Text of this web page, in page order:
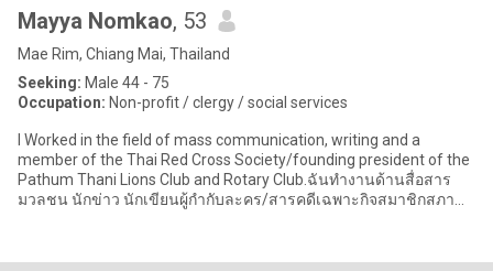
Mayya Nomkao, 53
Mae Rim, Chiang Mai, Thailand
Seeking: Male 44 - 75
Occupation: Non-profit / clergy / social services
I Worked in the field of mass communication, writing and a
member of the Thai Red Cross Society/founding president of the
Pathum Thani Lions Club and Rotary Club.ฉันทำงานด้านสื่อสาร
มวลชน นักข่าว นักเขียนผู้กำกับละคร/สารคดีเฉพาะกิจสมาชิกสภา